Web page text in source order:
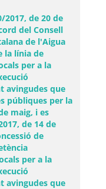
2017, de 20 de
del Consell
de l'Aigua
la línia de
per a la
avingudes que
públiques per la
maig, i es
de 14 de
de
per a la
avingudes que